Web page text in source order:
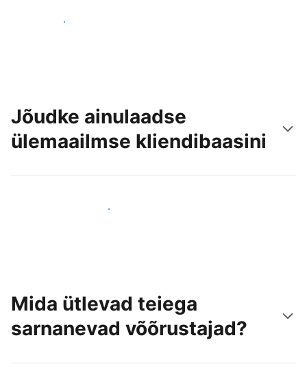
Alusta juba täna
Jõudke ainulaadse
ülemaailmse kliendibaasini
Jõua juba täna uute külastajateni
Mida ütlevad teiega
sarnanevad võõrustajad?